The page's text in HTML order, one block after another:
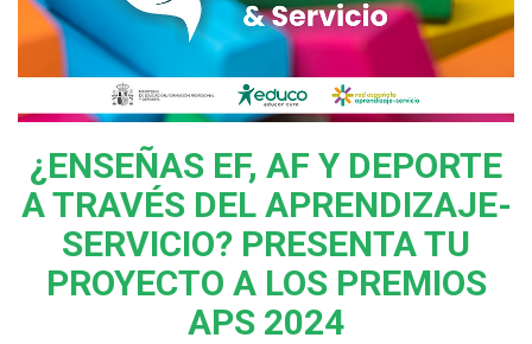
¿ENSEÑAS EF, AF Y DEPORTE
A TRAVÉS DEL APRENDIZAJE-
SERVICIO? PRESENTA TU
PROYECTO A LOS PREMIOS
APS 2024